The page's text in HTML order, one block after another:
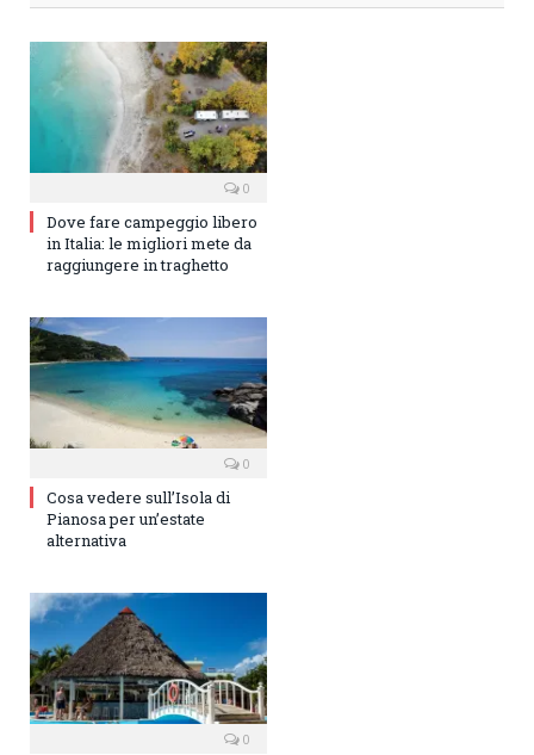
0
Dove fare campeggio libero
in Italia: le migliori mete da
raggiungere in traghetto
0
Cosa vedere sull’Isola di
Pianosa per un’estate
alternativa
0